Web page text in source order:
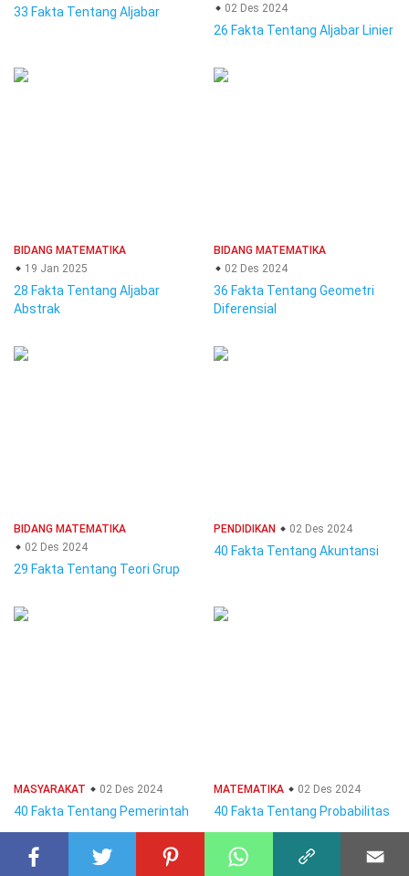
33 Fakta Tentang Aljabar
02 Des 2024
26 Fakta Tentang Aljabar Linier
BIDANG MATEMATIKA
19 Jan 2025
28 Fakta Tentang Aljabar
Abstrak
BIDANG MATEMATIKA
02 Des 2024
36 Fakta Tentang Geometri
Diferensial
BIDANG MATEMATIKA
02 Des 2024
29 Fakta Tentang Teori Grup
PENDIDIKAN 02 Des 2024
40 Fakta Tentang Akuntansi
MASYARAKAT 02 Des 2024
40 Fakta Tentang Pemerintah
MATEMATIKA 02 Des 2024
40 Fakta Tentang Probabilitas